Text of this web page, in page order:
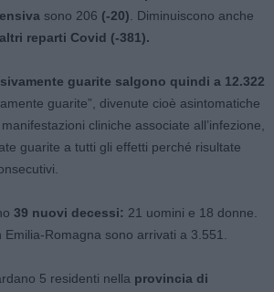
sono 206 (-20) . Diminuiscono anche
reparti Covid (-381).
guarite salgono quindi a 12.322
guarite”, divenute cioè asintomatiche
cliniche associate all’infezione,
guarite a tutti gli effetti perché risultate
39 nuovi decessi: 21 uomini e 18 donne.
Romagna sono arrivati a 3.551.
5 residenti nella provincia di